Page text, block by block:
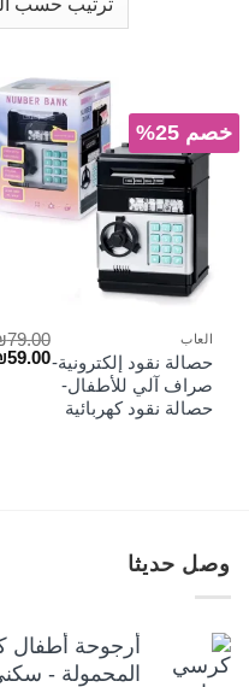
خصم 25%
العاب
حصالة نقود إلكترونية-
صراف آلي للأطفال-
حصالة نقود كهربائية
79.00
السعر
59.00
وصل حديثا
أرجوحة أطفال
المحمولة -